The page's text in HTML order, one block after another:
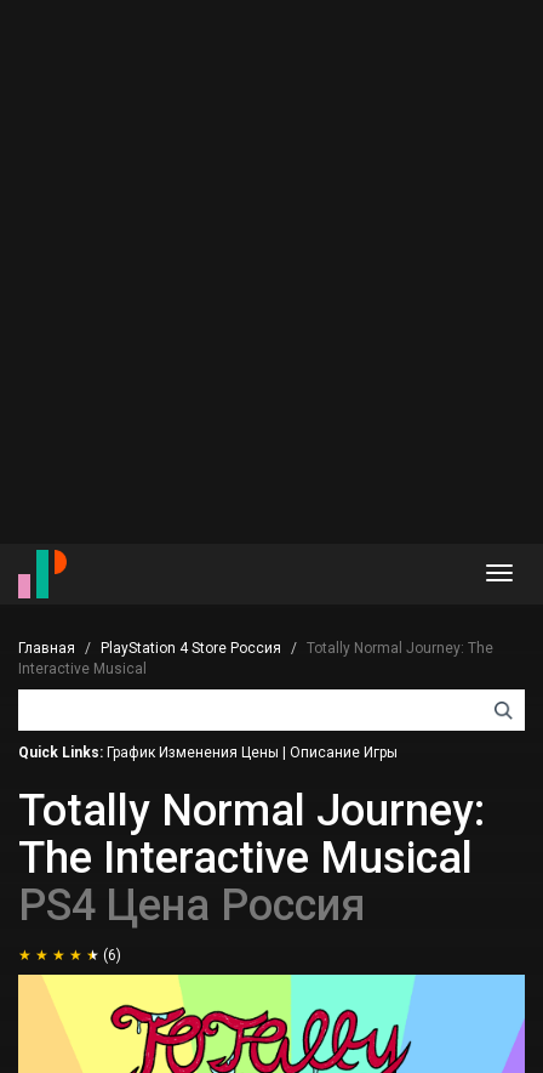
Главная PlayStation 4 Store Россия
Totally Normal Journey: The
Interactive Musical
Quick Links: График Изменения Цены Описание Игры
Totally Normal Journey:
The Interactive Musical
PS4 Цена Россия
(6)